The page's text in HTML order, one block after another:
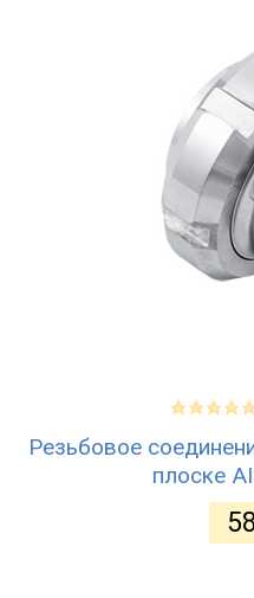
Резьбовое
плоске